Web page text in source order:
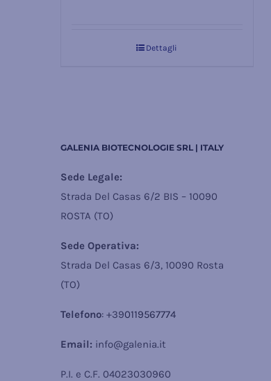
è: Dettagli
GALENIA BIOTECNOLOGIE SRL | ITALY
Sede Legale:
Strada Del Casas 6/2 BIS – 10090
ROSTA (TO)
Sede Operativa:
Strada Del Casas 6/3, 10090 Rosta
(TO)
Telefono: +390119567774
Email: info@galenia.it
P.I. e C.F. 04023030960